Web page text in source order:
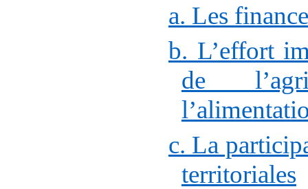
a. Les
b. L’effort
de
c. La
territoriales